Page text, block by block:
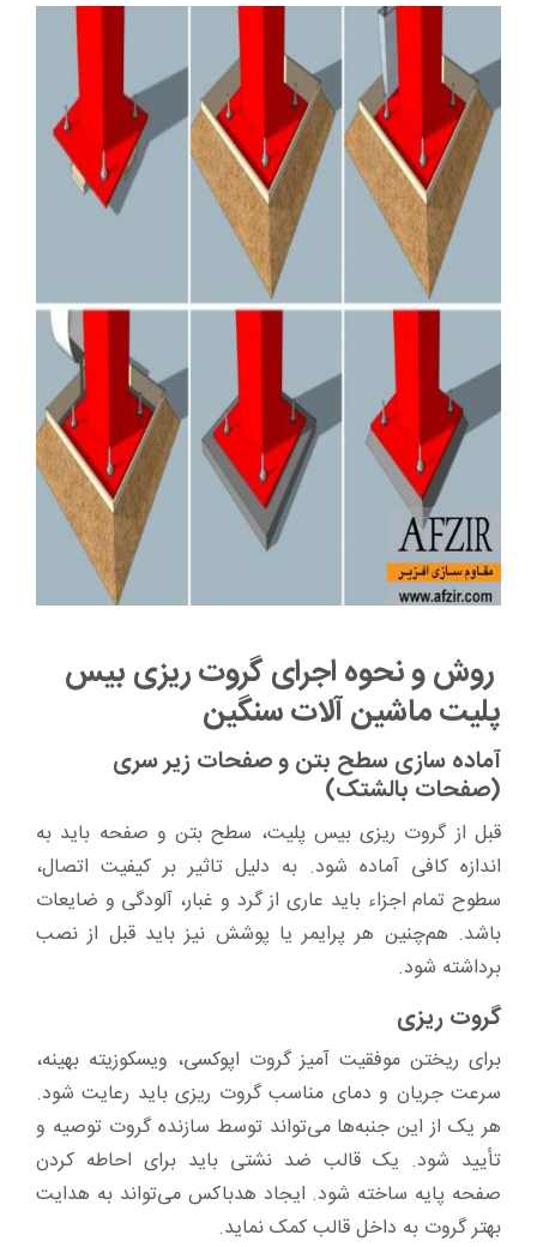
روش و نحوه اجرای گروت ریزی بیس
پلیت ماشین آلات سنگین
آماده سازی سطح بتن و صفحات زیر سری
(صفحات بالشتک)
قبل از گروت ریزی بیس پلیت، سطح بتن و صفحه باید به
اندازه کافی آماده شود. به دلیل تاثیر بر کیفیت اتصال،
سطوح تمام اجزاء باید عاری از گرد و غبار، آلودگی و ضایعات
باشد. هم‌چنین هر پرایمر یا پوشش نیز باید قبل از نصب
برداشته شود.
گروت ریزی
برای ریختن موفقیت آمیز گروت اپوکسی، ویسکوزیته بهینه،
سرعت جریان و دمای مناسب گروت ریزی باید رعایت شود.
هر یک از این جنبه‌ها می‌تواند توسط سازنده گروت توصیه و
تأیید شود. یک قالب ضد نشتی باید برای احاطه کردن
صفحه پایه ساخته شود. ایجاد هدباکس می‌تواند به هدایت
بهتر گروت به داخل قالب کمک نماید.